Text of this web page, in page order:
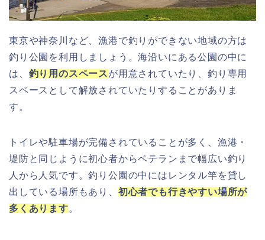
東京や神奈川など、漁港で釣りができない地域の方は
釣り公園を利用しましょう。海沿いにある公園の中に
は、 釣り用のスペースが用意されていたり、釣り専用
スペースとして解放されていたりすることがありま
す。
トイレや駐車場が完備されていることが多く、漁港・
堤防と同じように初心者からベテランまで幅広い釣り
人から人気です。釣り公園の中にはレンタル竿を貸し
出している場所もあり、 初心者でも行きやすい場所が
多くあります。